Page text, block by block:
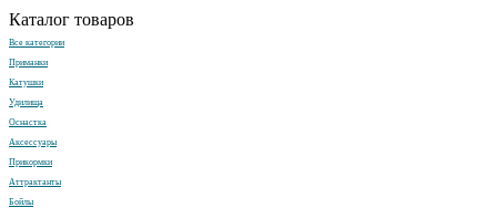
Каталог товаров
Все категории
Приманки
Катушки
Удилища
Оснастка
Аксессуары
Прикормки
Аттрактанты
Бойлы